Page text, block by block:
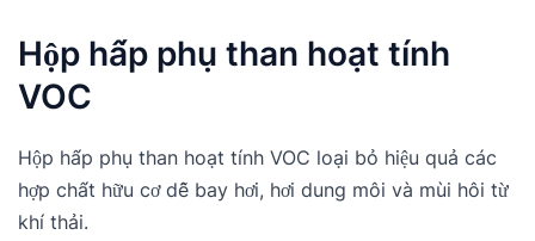
Hộp hấp phụ than hoạt tính
VOC
Hộp hấp phụ than hoạt tính VOC loại bỏ hiệu quả các
hợp chất hữu cơ dễ bay hơi, hơi dung môi và mùi hôi từ
khí thải.